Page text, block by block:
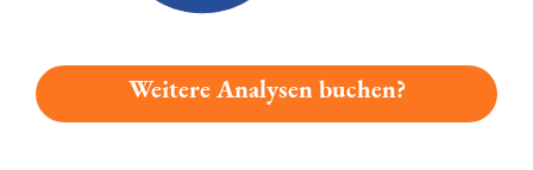
Weitere Analysen buchen?